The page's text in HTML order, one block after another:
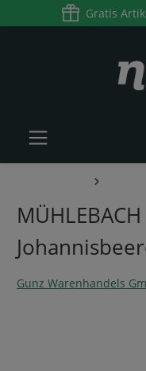
springen Gratis
Gunz Warenhandels